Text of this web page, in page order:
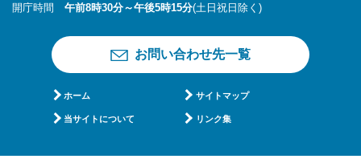
開庁時間 午前8時30分～午後5時15分(土日祝日除く)
お問い合わせ先一覧
ホーム サイトマップ
当サイトについて リンク集